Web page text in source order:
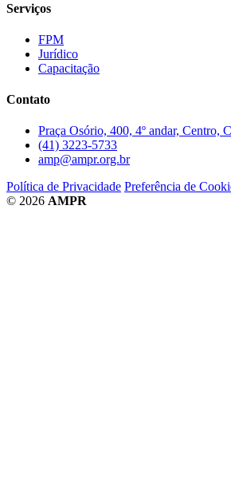
Serviços
FPM
Jurídico
Capacitação
Contato
Praça Osório, 400, 4º andar, Centro,
(41) 3223-5733
amp@ampr.org.br
Política de Privacidade Preferência de
© 2026 AMPR